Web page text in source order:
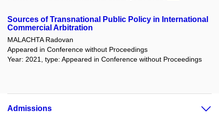
Sources of Transnational Public Policy in International
Commercial Arbitration
MALACHTA Radovan
Appeared in Conference without Proceedings
Year: 2021, type: Appeared in Conference without Proceedings
Admissions